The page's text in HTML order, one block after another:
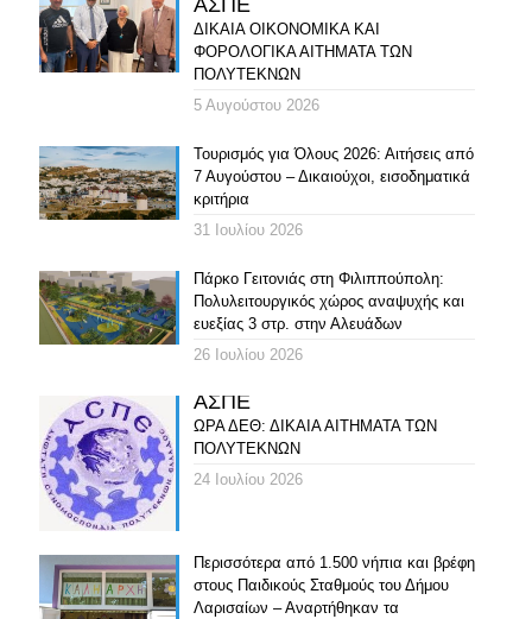
ΔΙΚΑΙΑ ΟΙΚΟΝΟΜΙΚΑ ΚΑΙ
ΦΟΡΟΛΟΓΙΚΑ ΑΙΤΗΜΑΤΑ ΤΩΝ
ΠΟΛΥΤΕΚΝΩΝ
5 Αυγούστου 2026
Τουρισμός για Όλους 2026: Αιτήσεις από
7 Αυγούστου – Δικαιούχοι, εισοδηματικά
κριτήρια
31 Ιουλίου 2026
Πάρκο Γειτονιάς στη Φιλιππούπολη:
Πολυλειτουργικός χώρος αναψυχής και
ευεξίας 3 στρ. στην Αλευάδων
26 Ιουλίου 2026
ΑΣΠΕ
ΩΡΑ ΔΕΘ: ΔΙΚΑΙΑ ΑΙΤΗΜΑΤΑ ΤΩΝ
ΠΟΛΥΤΕΚΝΩΝ
24 Ιουλίου 2026
Περισσότερα από 1.500 νήπια και βρέφη
στους Παιδικούς Σταθμούς του Δήμου
Λαρισαίων – Αναρτήθηκαν τα